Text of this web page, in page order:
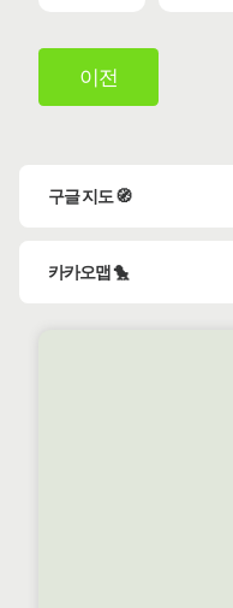
이전
구글 지도 🧭
카카오맵 🐤